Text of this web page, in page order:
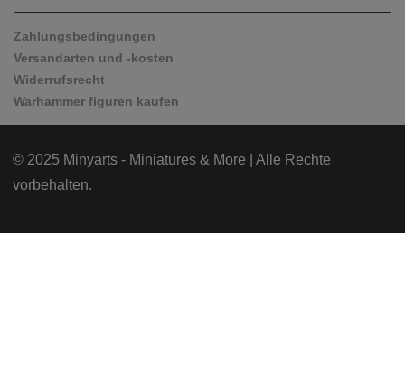
Zahlungsbedingungen
Versandarten und -kosten
Widerrufsrecht
Warhammer figuren kaufen
© 2025 Minyarts - Miniatures & More | Alle Rechte
vorbehalten.